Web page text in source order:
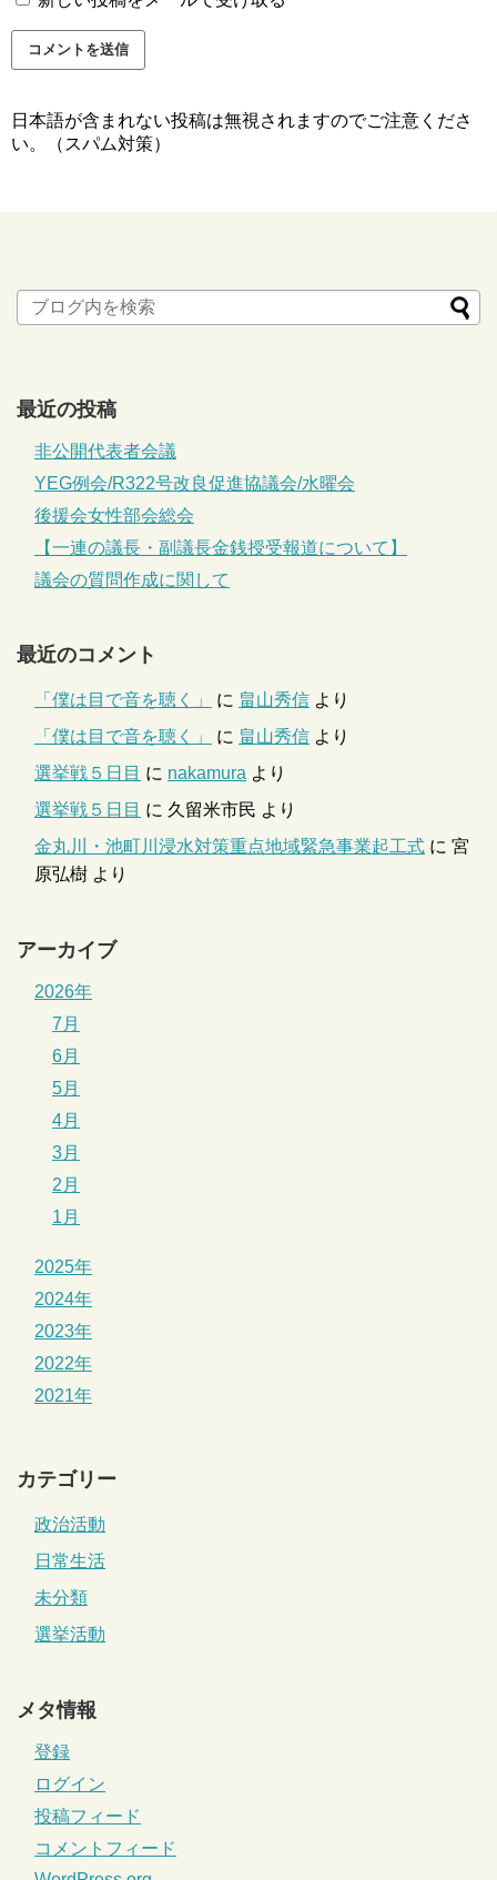
日本語が含まれない投稿は無視されますのでご注意くださ
い。（スパム対策）
最近の投稿
非公開代表者会議
YEG例会/R322号改良促進協議会/水曜会
後援会女性部会総会
【一連の議長・副議長金銭授受報道について】
議会の質問作成に関して
最近のコメント
「僕は目で音を聴く」 に 畠山秀信 より
「僕は目で音を聴く」
に 畠山秀信 より
選挙戦５日目 に nakamura より
選挙戦５日目 に 久留米市民 より
金丸川・池町川浸水対策重点地域緊急事業起工式 に 宮
原弘樹 より
アーカイブ
2026年
7月
6月
5月
4月
3月
2月
1月
2025年
2024年
2023年
2022年
2021年
カテゴリー
政治活動
日常生活
未分類
選挙活動
メタ情報
登録
ログイン
投稿フィード
コメントフィード